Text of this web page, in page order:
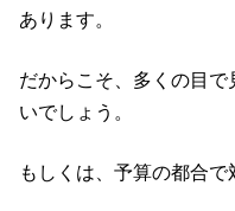
あります。
だからこそ、多くの目
いでしょう。
もしくは、予算の都合で